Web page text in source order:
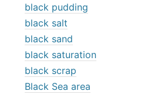
black pudding
black salt
black sand
black saturation
black scrap
Black Sea area